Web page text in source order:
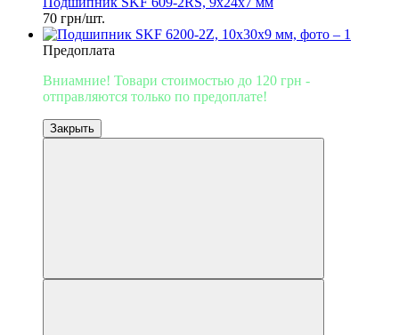
70 грн/шт.
Предоплата
Вниамние! Товари стоимостью до 120 грн -
отправляются только по предоплате!
Закрыть